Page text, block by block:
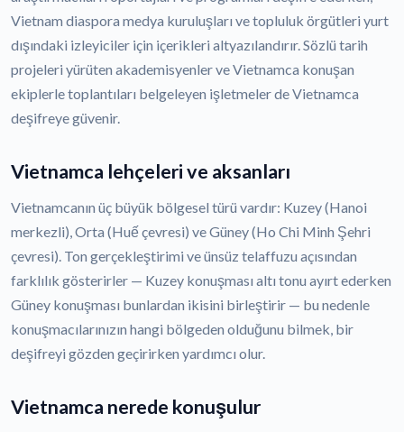
Vietnam diaspora medya kuruluşları ve topluluk örgütleri yurt
dışındaki izleyiciler için içerikleri altyazılandırır. Sözlü tarih
projeleri yürüten akademisyenler ve Vietnamca konuşan
ekiplerle toplantıları belgeleyen işletmeler de Vietnamca
deşifreye güvenir.
Vietnamca lehçeleri ve aksanları
Vietnamcanın üç büyük bölgesel türü vardır: Kuzey (Hanoi
merkezli), Orta (Huế çevresi) ve Güney (Ho Chi Minh Şehri
çevresi). Ton gerçekleştirimi ve ünsüz telaffuzu açısından
farklılık gösterirler — Kuzey konuşması altı tonu ayırt ederken
Güney konuşması bunlardan ikisini birleştirir — bu nedenle
konuşmacılarınızın hangi bölgeden olduğunu bilmek, bir
deşifreyi gözden geçirirken yardımcı olur.
Vietnamca nerede konuşulur